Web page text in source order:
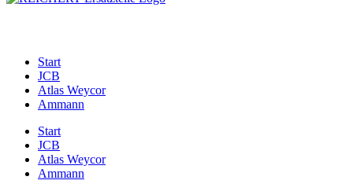
Start
JCB
Atlas Weycor
Ammann
Start
JCB
Atlas Weycor
Ammann